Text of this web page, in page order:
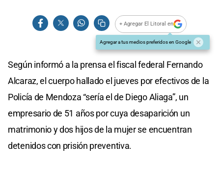
+ Agregar El Litoral en
Agregar a tus medios preferidos en Google
Según informó a la prensa el fiscal federal Fernando
Alcaraz, el cuerpo hallado el jueves por efectivos de la
Policía de Mendoza “sería el de Diego Aliaga”, un
empresario de 51 años por cuya desaparición un
matrimonio y dos hijos de la mujer se encuentran
detenidos con prisión preventiva.